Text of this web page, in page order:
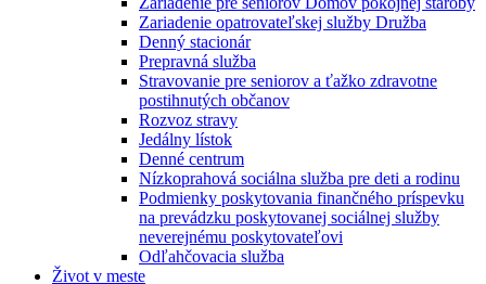
Zariadenie opatrovateľskej služby Družba
Denný stacionár
Prepravná služba
Stravovanie pre seniorov a ťažko zdravotne
postihnutých občanov
Rozvoz stravy
Jedálny lístok
Denné centrum
Nízkoprahová sociálna služba pre deti a rodinu
Podmienky poskytovania finančného príspevku
na prevádzku poskytovanej sociálnej služby
neverejnému poskytovateľovi
Odľahčovacia služba
Život v meste